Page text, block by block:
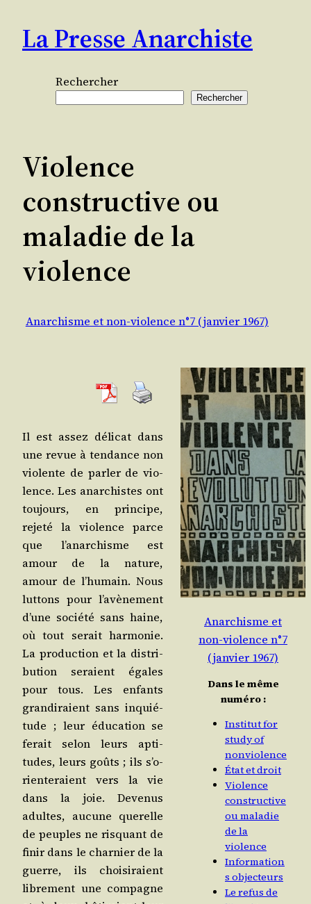
contenu
La Presse Anarchiste
Rechercher
Rechercher
Violence
constructive ou
maladie de la
violence
Anarchisme et non-violence n°7 (janvier 1967)
Il est assez déli­cat dans
une revue à ten­dance non
vio­lente de par­ler de vio­
lence. Les anar­chistes ont
tou­jours, en prin­cipe,
reje­té la vio­lence parce
que l’a­nar­chisme est
amour de la nature,
amour de l’hu­main. Nous
lut­tons pour l’a­vè­ne­ment
d’une socié­té sans haine,
où tout serait har­mo­nie.
La pro­duc­tion et la dis­tri­
bu­tion seraient égales
pour tous. Les enfants
gran­di­raient sans inquié­
tude ; leur édu­ca­tion se
ferait selon leurs apti­
tudes, leurs goûts ; ils s’o­
rien­te­raient vers la vie
dans la joie. Deve­nus
adultes, aucune que­relle
de peuples ne ris­quant de
finir dans le char­nier de la
guerre, ils choi­si­raient
libre­ment une com­pagne
Anarchisme et
non-violence n°7
(janvier 1967)
Dans le même
numéro :
Institut for
study of
nonviolence
État et droit
Violence
constructive
ou maladie
de la
violence
Information
s objecteurs
Le refus de